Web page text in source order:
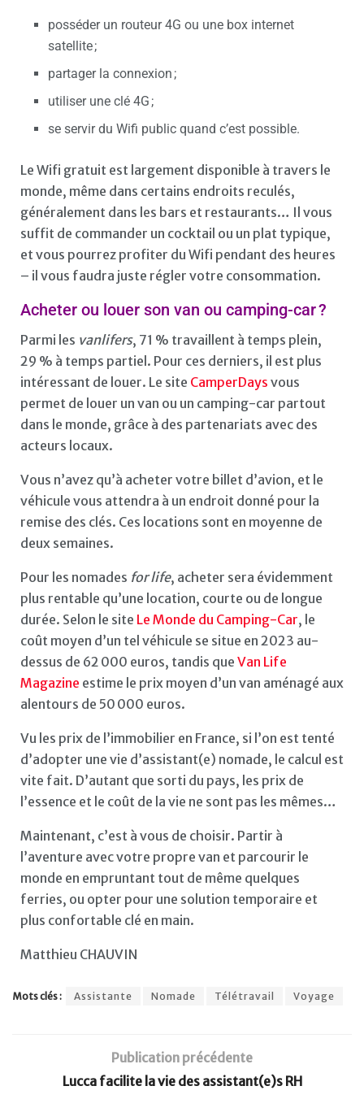
posséder un routeur 4G ou une box internet
satellite ;
partager la connexion ;
utiliser une clé 4G ;
se servir du Wifi public quand c’est possible.
Le Wifi gratuit est largement disponible à travers le
monde, même dans certains endroits reculés,
généralement dans les bars et restaurants… Il vous
suffit de commander un cocktail ou un plat typique,
et vous pourrez profiter du Wifi pendant des heures
– il vous faudra juste régler votre consommation.
Acheter ou louer son van ou camping-car ?
Parmi les vanlifers, 71 % travaillent à temps plein,
29 % à temps partiel. Pour ces derniers, il est plus
intéressant de louer. Le site CamperDays vous
permet de louer un van ou un camping-car partout
dans le monde, grâce à des partenariats avec des
acteurs locaux.
Vous n’avez qu’à acheter votre billet d’avion, et le
véhicule vous attendra à un endroit donné pour la
remise des clés. Ces locations sont en moyenne de
deux semaines.
Pour les nomades for life, acheter sera évidemment
plus rentable qu’une location, courte ou de longue
durée. Selon le site Le Monde du Camping-Car, le
coût moyen d’un tel véhicule se situe en 2023 au-
dessus de 62 000 euros, tandis que Van Life
Magazine estime le prix moyen d’un van aménagé aux
alentours de 50 000 euros.
Vu les prix de l’immobilier en France, si l’on est tenté
d’adopter une vie d’assistant(e) nomade, le calcul est
vite fait. D’autant que sorti du pays, les prix de
l’essence et le coût de la vie ne sont pas les mêmes…
Maintenant, c’est à vous de choisir. Partir à
l’aventure avec votre propre van et parcourir le
monde en empruntant tout de même quelques
ferries, ou opter pour une solution temporaire et
plus confortable clé en main.
Matthieu CHAUVIN
Mots clés : Assistante Nomade Télétravail Voyage
Publication précédente
Lucca facilite la vie des assistant(e)s RH